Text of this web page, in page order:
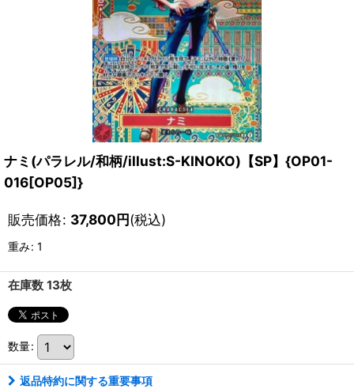
ナミ(パラレル/和柄/illust:S-KINOKO)【SP】{OP01-
016[OP05]}
販売価格: 37,800円(税込)
重み: 1
在庫数 13枚
数量:
返品特約に関する重要事項